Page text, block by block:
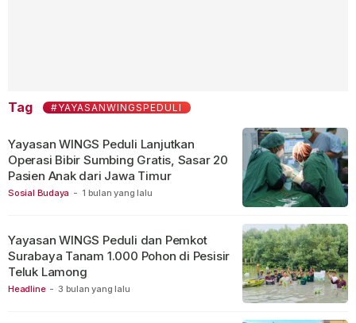
Tag #YAYASANWINGSPEDULI
Sosial Budaya - 1 bulan yang lalu
Yayasan WINGS Peduli Lanjutkan
Operasi Bibir Sumbing Gratis, Sasar 20
Pasien Anak dari Jawa Timur
Headline - 3 bulan yang lalu
Yayasan WINGS Peduli dan Pemkot
Surabaya Tanam 1.000 Pohon di Pesisir
Teluk Lamong